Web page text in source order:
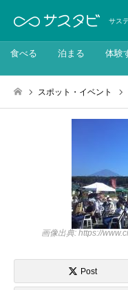
サス
食べる 泊まる 体験
スポット・イベント
画像出典: https://
Post